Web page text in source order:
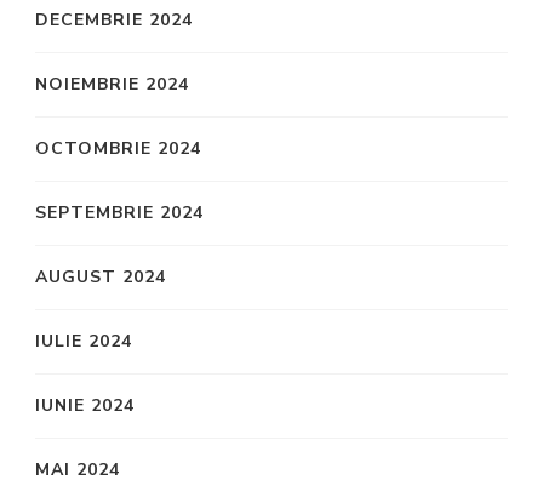
DECEMBRIE 2024
NOIEMBRIE 2024
OCTOMBRIE 2024
SEPTEMBRIE 2024
AUGUST 2024
IULIE 2024
IUNIE 2024
MAI 2024